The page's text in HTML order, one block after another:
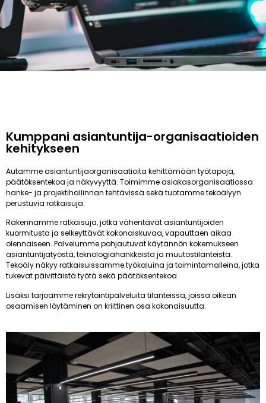
Kumppani asiantuntija-organisaatioiden
kehitykseen
Autamme asiantuntijaorganisaatioita kehittämään työtapoja,
päätöksentekoa ja näkyvyyttä. Toimimme asiakasorganisaatiossa
hanke- ja projektihallinnan tehtävissä sekä tuotamme tekoälyyn
perustuvia ratkaisuja.
Rakennamme ratkaisuja, jotka vähentävät asiantuntijoiden
kuormitusta ja selkeyttävät kokonaiskuvaa, vapauttaen aikaa
olennaiseen. Palvelumme pohjautuvat käytännön kokemukseen
asiantuntijatyöstä, teknologiahankkeista ja muutostilanteista.
Tekoäly näkyy ratkaisuissamme työkaluina ja toimintamalleina, jotka
tukevat päivittäistä työtä sekä päätöksentekoa.
Lisäksi tarjoamme rekrytointipalveluita tilanteissa, joissa oikean
osaamisen löytäminen on kriittinen osa kokonaisuutta.